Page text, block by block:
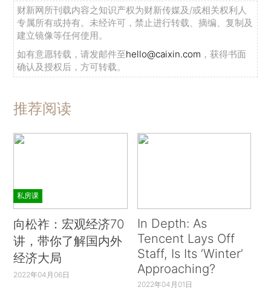
财新网所刊载内容之知识产权为财新传媒及/或相关权利人
专属所有或持有。未经许可，禁止进行转载、摘编、复制及
建立镜像等任何使用。
如有意愿转载，请发邮件至hello@caixin.com ，获得书面
确认及授权后，方可转载。
推荐阅读
私房课
向松祚：宏观经济70
讲，带你了解国内外
经济大局
2022年04月06日
In Depth: As
Tencent Lays Off
Staff, Is Its ‘Winter’
Approaching?
2022年04月01日